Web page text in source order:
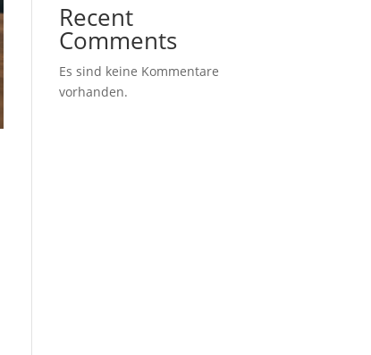
Recent
Comments
Es sind keine Kommentare
vorhanden.